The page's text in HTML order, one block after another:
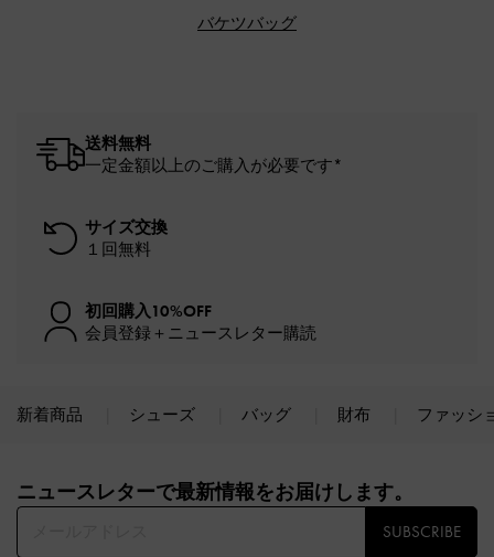
バケツバッグ
送料無料
一定金額以上のご購入が必要です*
サイズ交換
１回無料
初回購入10%OFF
会員登録＋ニュースレター購読
新着商品 シューズ バッグ 財布 ファッシ
ニュースレターで最新情報をお届けします。​
SUBSCRIBE